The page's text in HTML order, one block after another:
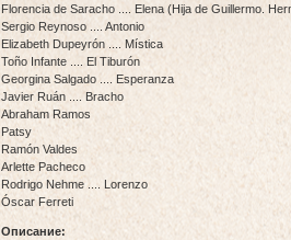
Florencia de Saracho .... Elena (Hija de Guillermo.
Sergio Reynoso .... Antonio
Elizabeth Dupeyrón .... Mística
Toño Infante .... El Tiburón
Georgina Salgado .... Esperanza
Javier Ruán .... Bracho
Abraham Ramos
Patsy
Ramón Valdes
Arlette Pacheco
Rodrigo Nehme .... Lorenzo
Óscar Ferreti
Описание: